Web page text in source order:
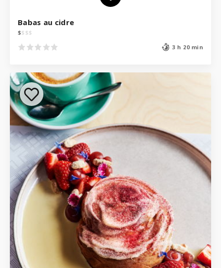
Babas au cidre
$$ $$
3 h 20 min